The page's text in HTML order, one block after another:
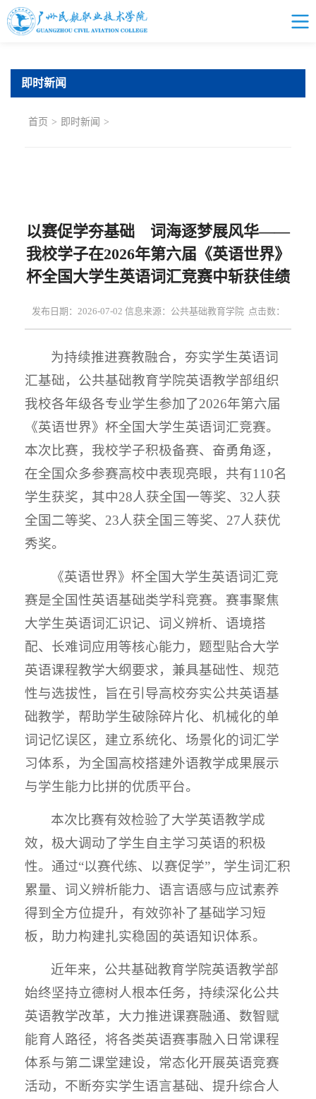
即时新闻
首页 > 即时新闻 >
以赛促学夯基础 词海逐梦展风华——
我校学子在2026年第六届《英语世界》
杯全国大学生英语词汇竞赛中斩获佳绩
发布日期：2026-07-02 信息来源：公共基础教育学院 点击数：
为持续推进赛教融合，夯实学生英语词
汇基础，公共基础教育学院英语教学部组织
我校各年级各专业学生参加了2026年第六届
《英语世界》杯全国大学生英语词汇竞赛。
本次比赛，我校学子积极备赛、奋勇角逐，
在全国众多参赛高校中表现亮眼，共有110名
学生获奖，其中28人获全国一等奖、32人获
全国二等奖、23人获全国三等奖、27人获优
秀奖。
《英语世界》杯全国大学生英语词汇竞
赛是全国性英语基础类学科竞赛。赛事聚焦
大学生英语词汇识记、词义辨析、语境搭
配、长难词应用等核心能力，题型贴合大学
英语课程教学大纲要求，兼具基础性、规范
性与选拔性，旨在引导高校夯实公共英语基
础教学，帮助学生破除碎片化、机械化的单
词记忆误区，建立系统化、场景化的词汇学
习体系，为全国高校搭建外语教学成果展示
与学生能力比拼的优质平台。
本次比赛有效检验了大学英语教学成
效，极大调动了学生自主学习英语的积极
性。通过“以赛代练、以赛促学”，学生词汇积
累量、词义辨析能力、语言语感与应试素养
得到全方位提升，有效弥补了基础学习短
板，助力构建扎实稳固的英语知识体系。
近年来，公共基础教育学院英语教学部
始终坚持立德树人根本任务，持续深化公共
英语教学改革，大力推进课赛融通、数智赋
能育人路径，将各类英语赛事融入日常课程
体系与第二课堂建设，常态化开展英语竞赛
活动，不断夯实学生语言基础、提升综合人